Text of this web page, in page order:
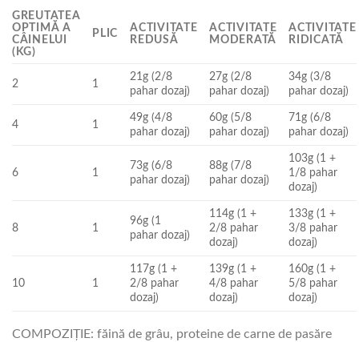
GREUTATEA
OPTIMĂ A
CÂINELUI
(KG)
PLIC
ACTIVITATE
REDUSĂ
ACTIVITATE
MODERATĂ
ACTIVITATE
RIDICATĂ
2 1
21g (2/8
pahar dozaj)
27g (2/8
pahar dozaj)
34g (3/8
pahar dozaj)
4 1
49g (4/8
pahar dozaj)
60g (5/8
pahar dozaj)
71g (6/8
pahar dozaj)
6 1
73g (6/8
pahar dozaj)
88g (7/8
pahar dozaj)
103g (1 +
1/8 pahar
dozaj)
8 1
96g (1
pahar dozaj)
114g (1 +
2/8 pahar
dozaj)
133g (1 +
3/8 pahar
dozaj)
10 1
117g (1 +
2/8 pahar
dozaj)
139g (1 +
4/8 pahar
dozaj)
160g (1 +
5/8 pahar
dozaj)
COMPOZIŢIE: făină de grâu, proteine de carne de pasăre